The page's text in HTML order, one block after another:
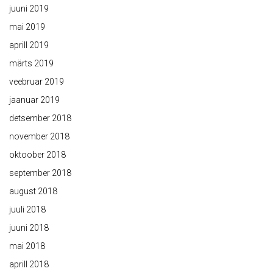
juuni 2019
mai 2019
aprill 2019
märts 2019
veebruar 2019
jaanuar 2019
detsember 2018
november 2018
oktoober 2018
september 2018
august 2018
juuli 2018
juuni 2018
mai 2018
aprill 2018